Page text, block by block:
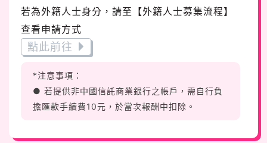
若為外籍人士身分，請至【外籍人士募集流程】
查看申請方式
點此前往
*注意事項：
● 若提供非中國信託商業銀行之帳戶，需自行負
擔匯款手續費10元，於當次報酬中扣除。